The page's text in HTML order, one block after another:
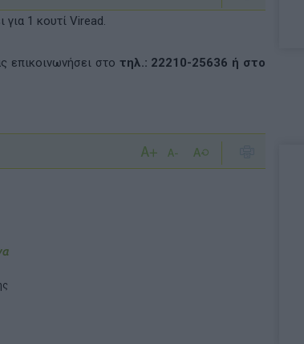
για 1 κουτί Viread.
επικοινωνήσει στο τηλ.: 22210-25636 ή στο